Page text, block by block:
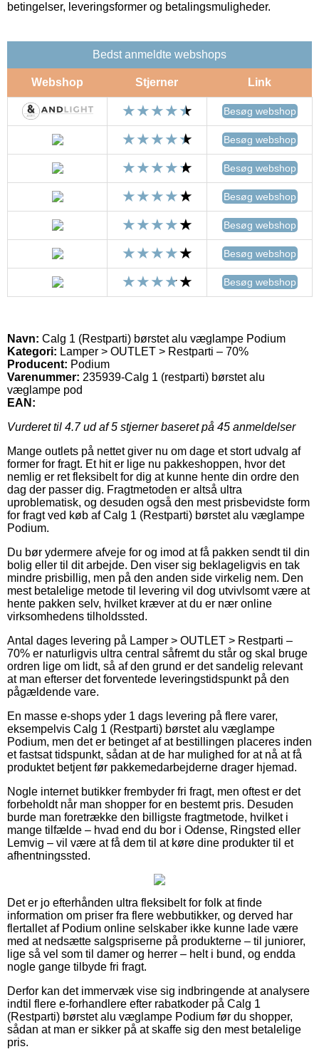
betingelser, leveringsformer og betalingsmuligheder.
Bedst anmeldte webshops
Webshop Stjerner Link
Besøg webshop
Besøg webshop
Besøg webshop
Besøg webshop
Besøg webshop
Besøg webshop
Besøg webshop
Navn: Calg 1 (Restparti) børstet alu væglampe Podium
Kategori: Lamper > OUTLET > Restparti – 70%
Producent: Podium
Varenummer: 235939-Calg 1 (restparti) børstet alu
væglampe pod
EAN:
Vurderet til 4.7ud af 5 stjerner baseret på 45 anmeldelser
Mange outlets på nettet giver nu om dage et stort udvalg af
former for fragt. Et hit er lige nu pakkeshoppen, hvor det
nemlig er ret fleksibelt for dig at kunne hente din ordre den
dag der passer dig. Fragtmetoden er altså ultra
uproblematisk, og desuden også den mest prisbevidste form
for fragt ved køb af Calg 1 (Restparti) børstet alu væglampe
Podium.
Du bør ydermere afveje for og imod at få pakken sendt til din
bolig eller til dit arbejde. Den viser sig beklageligvis en tak
mindre prisbillig, men på den anden side virkelig nem. Den
mest betalelige metode til levering vil dog utvivlsomt være at
hente pakken selv, hvilket kræver at du er nær online
virksomhedens tilholdssted.
Antal dages levering på Lamper > OUTLET > Restparti –
70% er naturligvis ultra central såfremt du står og skal bruge
ordren lige om lidt, så af den grund er det sandelig relevant
at man efterser det forventede leveringstidspunkt på den
pågældende vare.
En masse e-shops yder 1 dags levering på flere varer,
eksempelvis Calg 1 (Restparti) børstet alu væglampe
Podium, men det er betinget af at bestillingen placeres inden
et fastsat tidspunkt, sådan at de har mulighed for at nå at få
produktet betjent før pakkemedarbejderne drager hjemad.
Nogle internet butikker frembyder fri fragt, men oftest er det
forbeholdt når man shopper for en bestemt pris. Desuden
burde man foretrække den billigste fragtmetode, hvilket i
mange tilfælde – hvad end du bor i Odense, Ringsted eller
Lemvig – vil være at få dem til at køre dine produkter til et
afhentningssted.
Det er jo efterhånden ultra fleksibelt for folk at finde
information om priser fra flere webbutikker, og derved har
flertallet af Podium online selskaber ikke kunne lade være
med at nedsætte salgspriserne på produkterne – til juniorer,
lige så vel som til damer og herrer – helt i bund, og endda
nogle gange tilbyde fri fragt.
Derfor kan det immervæk vise sig indbringende at analysere
indtil flere e-forhandlere efter rabatkoder på Calg 1
(Restparti) børstet alu væglampe Podium før du shopper,
sådan at man er sikker på at skaffe sig den mest betalelige
pris.